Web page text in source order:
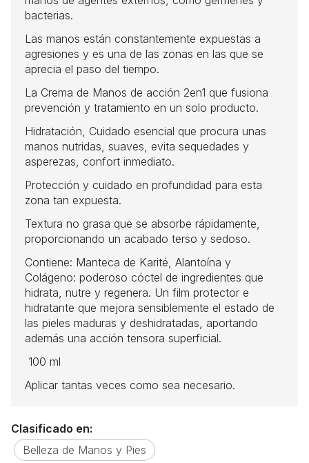
bacterias.
Las manos están constantemente expuestas a
agresiones y es una de las zonas en las que se
aprecia el paso del tiempo.
La Crema de Manos de acción 2en1 que fusiona
prevención y tratamiento en un solo producto.
Hidratación, Cuidado esencial que procura unas
manos nutridas, suaves, evita sequedades y
asperezas, confort inmediato.
Protección y cuidado en profundidad para esta
zona tan expuesta.
Textura no grasa que se absorbe rápidamente,
proporcionando un acabado terso y sedoso.
Contiene: Manteca de Karité, Alantoína y
Colágeno: poderoso cóctel de ingredientes que
hidrata, nutre y regenera. Un film protector e
hidratante que mejora sensiblemente el estado de
las pieles maduras y deshidratadas, aportando
además una acción tensora superficial.
100 ml
Aplicar tantas veces como sea necesario.
Clasificado en:
Belleza de Manos y Pies